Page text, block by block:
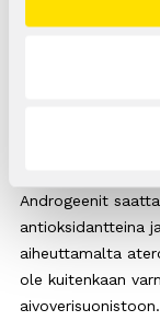
Androgeenit
antioksidantteina
aiheuttamalta
ole kuitenkaan